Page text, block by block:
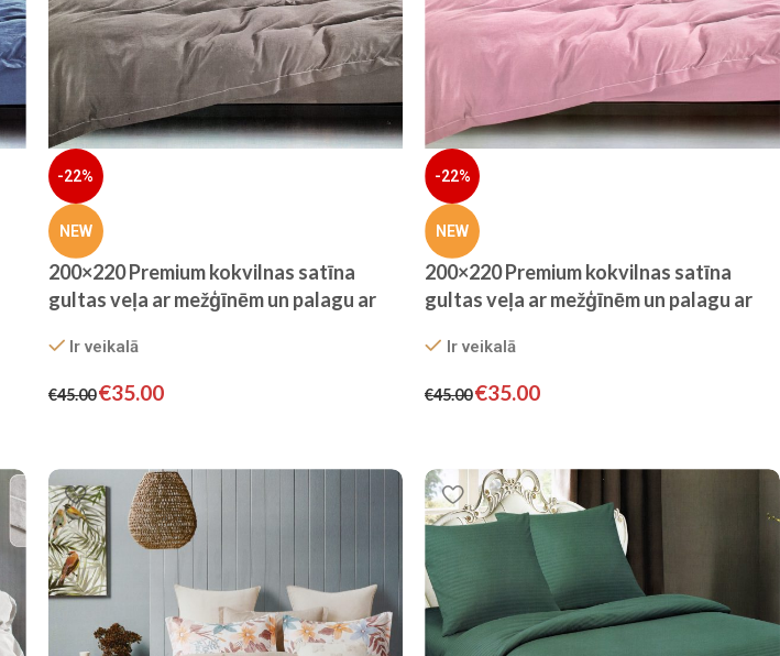
-22%
NEW
200×220 Premium kokvilnas satīna
gultas veļa ar mežģīnēm un palagu ar
Ir veikalā
€45.00€35.00
-22%
NEW
200×220 Premium kokvilnas satīna
gultas veļa ar mežģīnēm un palagu ar
Ir veikalā
€45.00€35.00